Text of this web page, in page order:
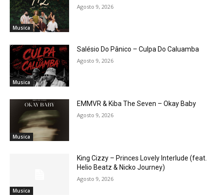
Musica
Agosto 9, 2026
Musica
Salésio Do Pânico – Culpa Do Caluamba
Agosto 9, 2026
Musica
EMMVR & Kiba The Seven – Okay Baby
Agosto 9, 2026
Musica
King Cizzy – Princes Lovely Interlude (feat.
Helio Beatz & Nicko Journey)
Agosto 9, 2026